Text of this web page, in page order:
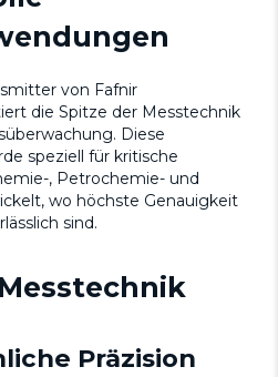
von Fafnir
die Spitze der Messtechnik
Diese
speziell für kritische
, Petrochemie- und
wo höchste Genauigkeit
sind.
Präzision